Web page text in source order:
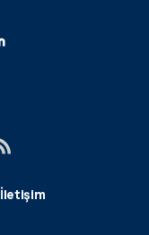
İletişim